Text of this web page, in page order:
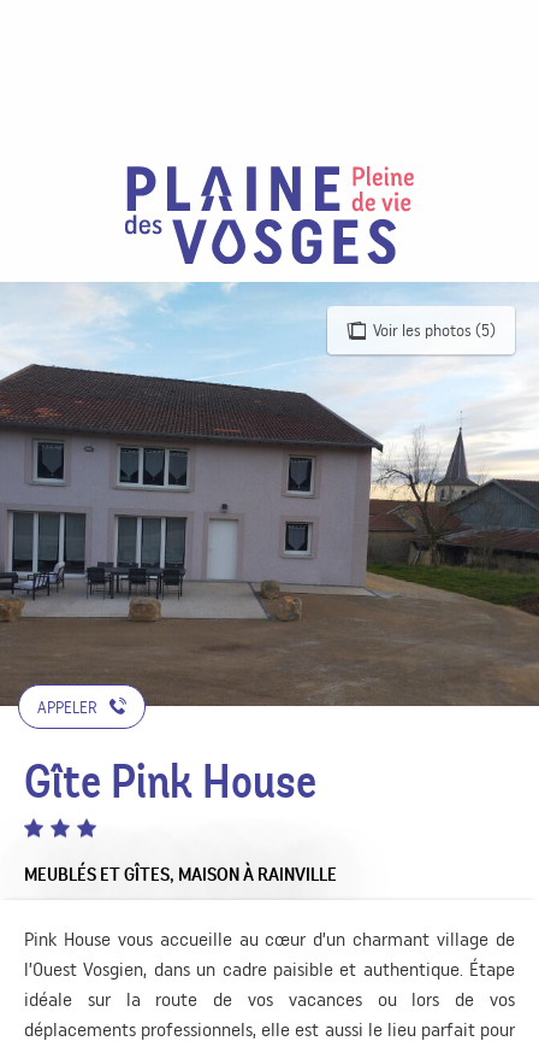
Voir les photos (5)
APPELER
Gîte Pink House
MEUBLÉS ET GÎTES, MAISONÀ RAINVILLE
Pink House vous accueille au cœur d’un charmant village de
l’Ouest Vosgien, dans un cadre paisible et authentique. Étape
idéale sur la route de vos vacances ou lors de vos
déplacements professionnels, elle est aussi le lieu parfait pour